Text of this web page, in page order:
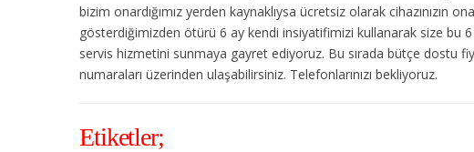
bizim onardığımız yerden kaynaklıysa ücretsiz olarak cihazınızın
gösterdiğimizden ötürü 6 ay kendi insiyatifimizi kullanarak size bu 6
servis hizmetini sunmaya gayret ediyoruz. Bu sırada bütçe dostu
numaraları üzerinden ulaşabilirsiniz. Telefonlarınızı bekliyoruz.
Etiketler;